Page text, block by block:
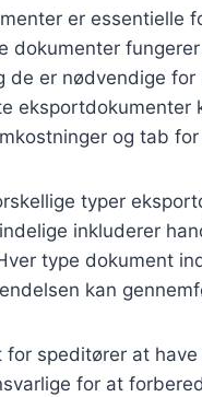
er essentielle
dokumenter
de er nødvendige
eksportdokumenter
og tab
typer
inkluderer
type dokument
kan
for speditører at
for at